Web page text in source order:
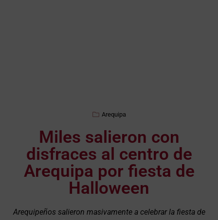
Arequipa
Miles salieron con
disfraces al centro de
Arequipa por fiesta de
Halloween
Arequipeños salieron masivamente a celebrar la fiesta de